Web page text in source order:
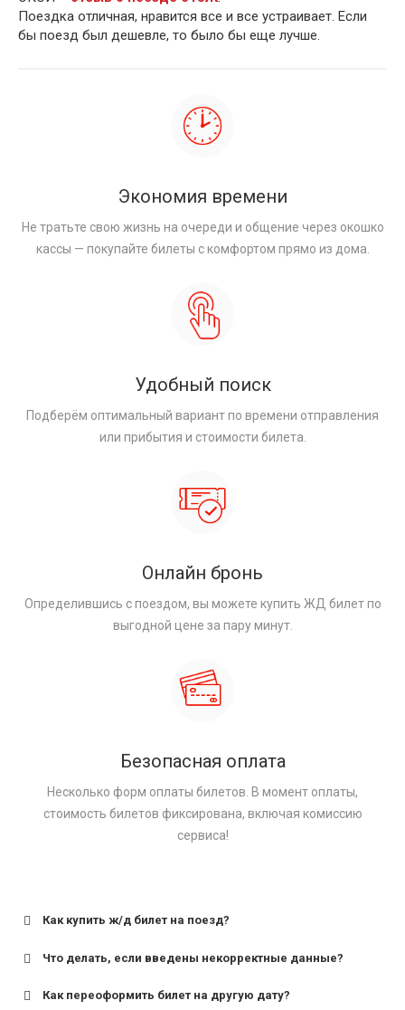
Поездка отличная, нравится все и все устраивает. Если
бы поезд был дешевле, то было бы еще лучше.
Экономия времени
Не тратьте свою жизнь на очереди и общение через окошко
кассы — покупайте билеты с комфортом прямо из дома.
Удобный поиск
Подберём оптимальный вариант по времени отправления
или прибытия и стоимости билета.
Онлайн бронь
Определившись с поездом, вы можете купить ЖД билет по
выгодной цене за пару минут.
Безопасная оплата
Несколько форм оплаты билетов. В момент оплаты,
стоимость билетов фиксирована, включая комиссию
сервиса!
Как купить ж/д билет на поезд?
Что делать, если введены некорректные данные?
Как переоформить билет на другую дату?